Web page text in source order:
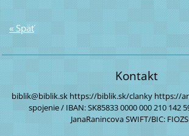
« Späť
Kontakt
biblik@biblik.skhttps://biblik.sk/clankyhttps://
spojenie / IBAN:SK85833 0000000 210 142
JanaRanincovaSWIFT/BIC: